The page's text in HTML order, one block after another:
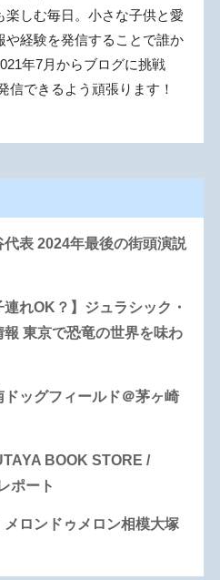
しむ毎日。小さな子供と愛
や経験を発信することで誰か
年7月からブログに挑戦
信できるよう頑張ります！
代表 2024年最後の街頭演説
連れOK？】ジュラシック・
東京で恐竜の世界を味わ
ドッグフィールド＠茅ヶ崎
BOOK STORE /
ポート
メロンドゥメロン相模大塚